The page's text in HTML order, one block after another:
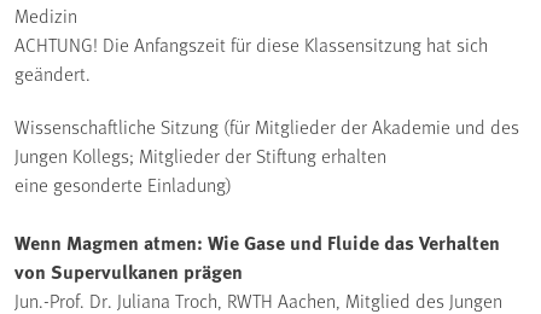
Medizin
ACHTUNG! Die Anfangszeit für diese Klassensitzung hat sich
geändert.
Wissenschaftliche Sitzung (für Mitglieder der Akademie und des
Jungen Kollegs; Mitglieder der Stiftung erhalten
eine gesonderte Einladung)
Wenn Magmen atmen: Wie Gase und Fluide das Verhalten
von Supervulkanen prägen
Jun.-Prof. Dr. Juliana Troch, RWTH Aachen, Mitglied des Jungen